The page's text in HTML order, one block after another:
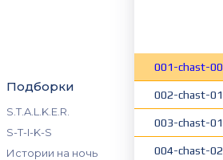
Подборки
S.T.A.L.K.E.R.
S-T-I-K-S
Истории на ночь
001-chast-
002-chast-
003-chast-
004-chast-